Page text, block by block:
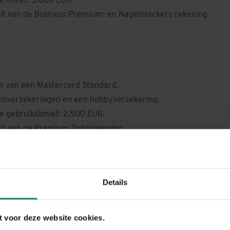
Details
voor deze website cookies.
van de Business Premium- en Nagelmackers-rekening.
van een Mastercard Standard.
en een hobbyverzekering.
gebruikslimiet: 2.500 EUR.
van de Premium Zichtrekening.
van een Mastercard Gold.
voor uw reizen.